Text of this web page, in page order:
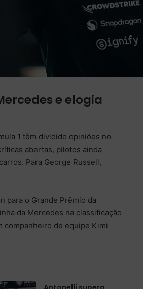
e elogia
1 têm dividido opiniões no
abertas, pilotos ainda
Para George Russell,
para o Grande Prêmio da
da Mercedes na classificação
companheiro de equipe Kimi